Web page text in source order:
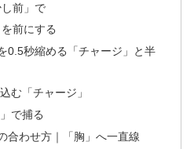
前」で
前にする
0.5秒縮める「チャージ」と半
む「チャージ」
で捕る
合わせ方｜「胸」へ一直線